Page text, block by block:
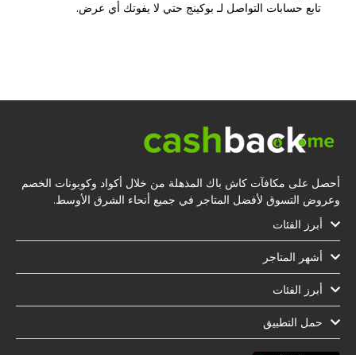
تابع حسابات التواصل لـ بوكينج حتي لا يفوتك أي عرض.
أحصل على مكافآت كاش باك المذهلة من خلال أكواد وكوبونات الخصم
وعروض التسوق لأفضل المتاجر في جميع أنحاء الشرق الأوسط.
أبرز الفئات
أشهر المتاجر
أبرز الفئات
حمل التطبيق